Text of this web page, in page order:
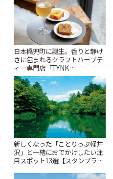
日本橋兜町に誕生。香りと静け
さに包まれるクラフトハーブテ
ィー専門店「TYNK
Kabutocho」 | ことりっぷ
新しくなった「ことりっぷ軽井
沢」と一緒におでかけしたい注
目スポット13選【スタンプラリ